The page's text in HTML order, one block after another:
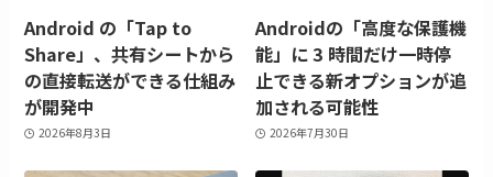
Android の「Tap to
Share」、共有シートから
の直接転送ができる仕組み
が開発中
2026年8月3日
Androidの「高度な保護機
能」に 3 時間だけ一時停
止できる新オプションが追
加される可能性
2026年7月30日